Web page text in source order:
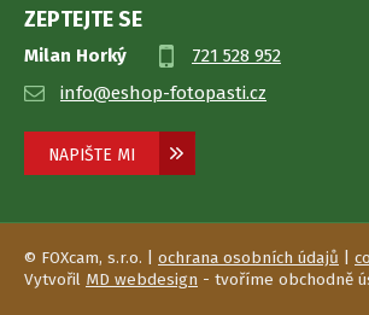
ZEPTEJTE SE
Milan Horký
721 528 952
info@eshop-fotopasti.cz
NAPIŠTE MI
© FOXcam, s.r.o. | ochrana osobních údajů
Vytvořil MD webdesign - tvoříme obchodně